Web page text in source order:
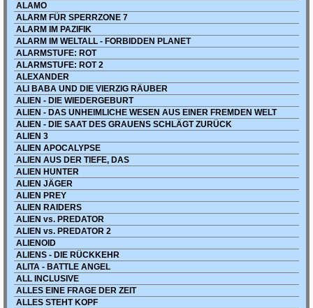
ALAMO
ALARM FÜR SPERRZONE 7
ALARM IM PAZIFIK
ALARM IM WELTALL - FORBIDDEN PLANET
ALARMSTUFE: ROT
ALARMSTUFE: ROT 2
ALEXANDER
ALI BABA UND DIE VIERZIG RÄUBER
ALIEN - DIE WIEDERGEBURT
ALIEN - DAS UNHEIMLICHE WESEN AUS EINER FREMDEN WELT
ALIEN - DIE SAAT DES GRAUENS SCHLÄGT ZURÜCK
ALIEN 3
ALIEN APOCALYPSE
ALIEN AUS DER TIEFE, DAS
ALIEN HUNTER
ALIEN JÄGER
ALIEN PREY
ALIEN RAIDERS
ALIEN vs. PREDATOR
ALIEN vs. PREDATOR 2
ALIENOID
ALIENS - DIE RÜCKKEHR
ALITA - BATTLE ANGEL
ALL INCLUSIVE
ALLES EINE FRAGE DER ZEIT
ALLES STEHT KOPF